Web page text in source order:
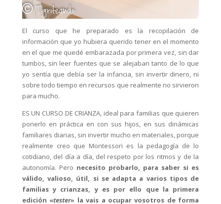
El curso que he preparado es la recopilación de
información que yo hubiera querido tener en el momento
en el que me quedé embarazada por primera vez, sin dar
tumbos, sin leer fuentes que se alejaban tanto de lo que
yo sentía que debía ser la infancia, sin invertir dinero, ni
sobre todo tiempo en recursos que realmente no sirvieron
para mucho.
ES UN CURSO DE CRIANZA, ideal para familias que quieren
ponerlo en práctica en con sus hijos, en sus dinámicas
familiares diarias, sin invertir mucho en materiales, porque
realmente creo que Montessori es la pedagogía de lo
cotidiano, del día a día, del respeto por los ritmos y de la
autonomía. Pero necesito probarlo, para saber si es
válido, valioso, útil, si se adapta a varios tipos de
familias y crianzas, y es por ello que la primera
edición «tester» la vais a ocupar vosotros de forma